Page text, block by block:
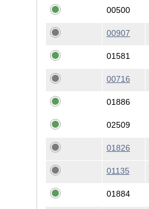
00500
00907
01581
00716
01886
02509
01826
01135
01884